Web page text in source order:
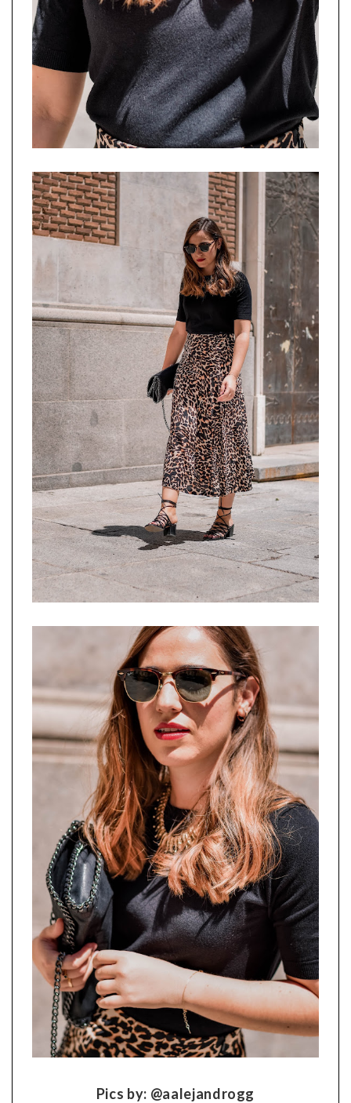
Pics by: @aalejandrogg